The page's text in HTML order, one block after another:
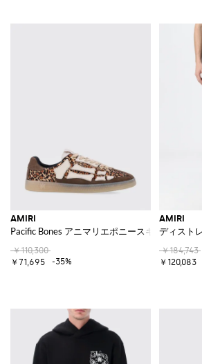
AMIRI
Pacific Bones アニマリエポニースキン スニー
￥110,300
￥71,695
-35%
AMIRI
ディスト
￥184,743
￥120,083